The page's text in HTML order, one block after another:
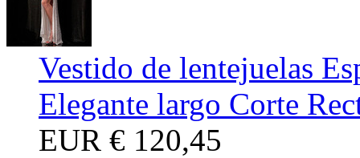
Vestido de lentejuelas
Elegante largo Corte
EUR € 120,45